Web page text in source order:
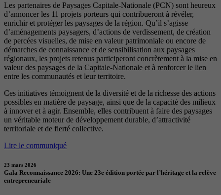
Les partenaires de Paysages Capitale-Nationale (PCN) sont heureux
d’annoncer les 11 projets porteurs qui contribueront à révéler,
enrichir et protéger les paysages de la région. Qu’il s’agisse
d’aménagements paysagers, d’actions de verdissement, de création
de percées visuelles, de mise en valeur patrimoniale ou encore de
démarches de connaissance et de sensibilisation aux paysages
régionaux, les projets retenus participeront concrètement à la mise en
valeur des paysages de la Capitale-Nationale et à renforcer le lien
entre les communautés et leur territoire.
Ces initiatives témoignent de la diversité et de la richesse des actions
possibles en matière de paysage, ainsi que de la capacité des milieux
à innover et à agir. Ensemble, elles contribuent à faire des paysages
un véritable moteur de développement durable, d’attractivité
territoriale et de fierté collective.
Lire le communiqué
23 mars 2026
Gala Reconnaissance 2026: Une 23e édition portée par l’héritage et la relève
entrepreneuriale